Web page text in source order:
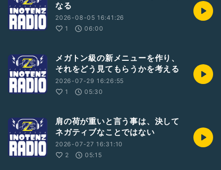
なる
2026-08-05 16:41:26
1
06:00
メガトン級の新メニューを作り、
それをどう見てもらうかを考える
2026-07-29 16:26:55
1
05:30
肩の荷が重いと言う事は、決して
ネガティブなことではない
2026-07-27 16:31:10
2
05:15